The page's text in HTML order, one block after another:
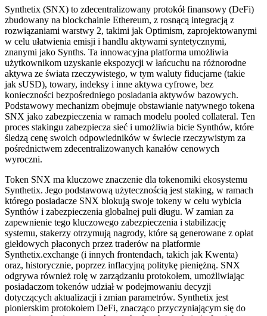
Synthetix (SNX) to zdecentralizowany protokół finansowy (DeFi)
zbudowany na blockchainie Ethereum, z rosnącą integracją z
rozwiązaniami warstwy 2, takimi jak Optimism, zaprojektowanymi
w celu ułatwienia emisji i handlu aktywami syntetycznymi,
znanymi jako Synths. Ta innowacyjna platforma umożliwia
użytkownikom uzyskanie ekspozycji w łańcuchu na różnorodne
aktywa ze świata rzeczywistego, w tym waluty fiducjarne (takie
jak sUSD), towary, indeksy i inne aktywa cyfrowe, bez
konieczności bezpośredniego posiadania aktywów bazowych.
Podstawowy mechanizm obejmuje obstawianie natywnego tokena
SNX jako zabezpieczenia w ramach modelu pooled collateral. Ten
proces stakingu zabezpiecza sieć i umożliwia bicie Synthów, które
śledzą cenę swoich odpowiedników w świecie rzeczywistym za
pośrednictwem zdecentralizowanych kanałów cenowych
wyroczni.
Token SNX ma kluczowe znaczenie dla tokenomiki ekosystemu
Synthetix. Jego podstawową użytecznością jest staking, w ramach
którego posiadacze SNX blokują swoje tokeny w celu wybicia
Synthów i zabezpieczenia globalnej puli długu. W zamian za
zapewnienie tego kluczowego zabezpieczenia i stabilizację
systemu, stakerzy otrzymują nagrody, które są generowane z opłat
giełdowych płaconych przez traderów na platformie
Synthetix.exchange (i innych frontendach, takich jak Kwenta)
oraz, historycznie, poprzez inflacyjną politykę pieniężną. SNX
odgrywa również rolę w zarządzaniu protokołem, umożliwiając
posiadaczom tokenów udział w podejmowaniu decyzji
dotyczących aktualizacji i zmian parametrów. Synthetix jest
pionierskim protokołem DeFi, znacząco przyczyniającym się do